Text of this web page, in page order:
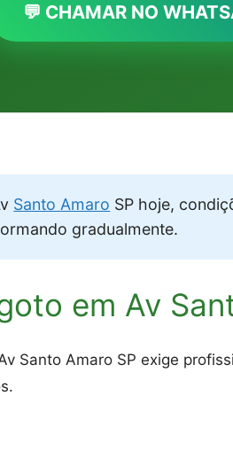
💬 CHAMAR NO
Santo Amaro SP hoje,
gradualmente.
em Av
Santo Amaro SP exige